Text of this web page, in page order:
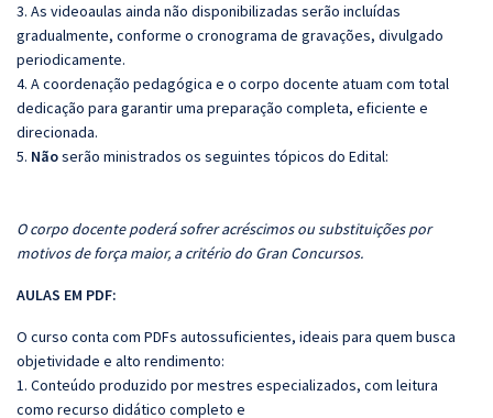
3. As videoaulas ainda não disponibilizadas serão incluídas
gradualmente, conforme o cronograma de gravações, divulgado
periodicamente.
4. A coordenação pedagógica e o corpo docente atuam com total
dedicação para garantir uma preparação completa, eficiente e
direcionada.
5. Nãoserão ministrados os seguintes tópicos do Edital:
O corpo docente poderá sofrer acréscimos ou substituições por
motivos de força maior, a critério do Gran Concursos.
AULAS EM PDF:
O curso conta com PDFs autossuficientes, ideais para quem busca
objetividade e alto rendimento:
1. Conteúdo produzido por mestres especializados, com leitura
como recurso didático completo e